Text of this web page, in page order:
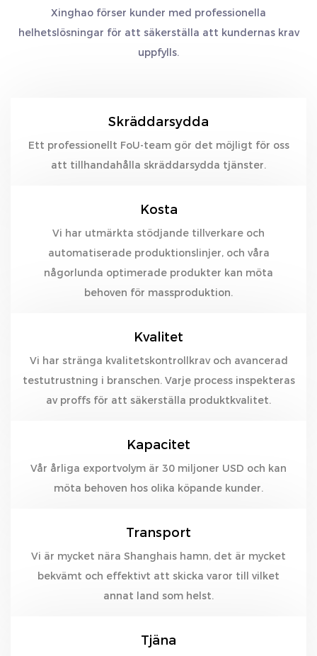
Xinghao förser kunder med professionella
helhetslösningar för att säkerställa att kundernas krav
uppfylls.
Skräddarsydda
Ett professionellt FoU-team gör det möjligt för oss
att tillhandahålla skräddarsydda tjänster.
Kosta
Vi har utmärkta stödjande tillverkare och
automatiserade produktionslinjer, och våra
någorlunda optimerade produkter kan möta
behoven för massproduktion.
Kvalitet
Vi har stränga kvalitetskontrollkrav och avancerad
testutrustning i branschen. Varje process inspekteras
av proffs för att säkerställa produktkvalitet.
Kapacitet
Vår årliga exportvolym är 30 miljoner USD och kan
möta behoven hos olika köpande kunder.
Transport
Vi är mycket nära Shanghais hamn, det är mycket
bekvämt och effektivt att skicka varor till vilket
annat land som helst.
Tjäna